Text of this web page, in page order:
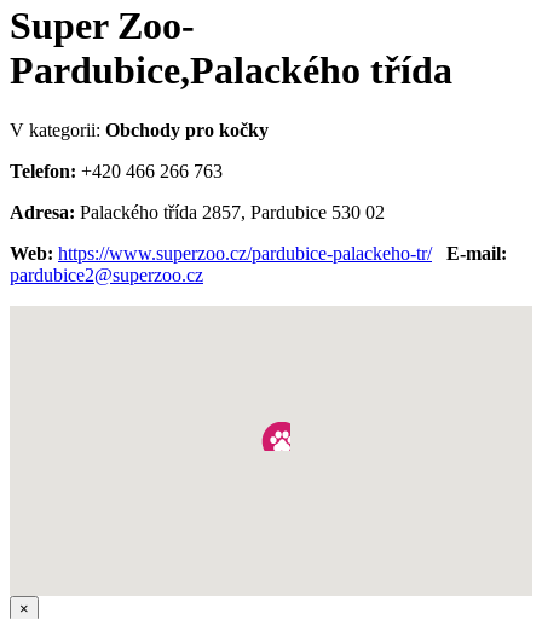
Super Zoo-
Pardubice,Palackého třída
V kategorii: Obchody pro kočky
Telefon: +420 466 266 763
Adresa: Palackého třída 2857, Pardubice 530 02
Web: https://www.superzoo.cz/pardubice-palackeho-tr/
E-mail:
pardubice2@superzoo.cz
×